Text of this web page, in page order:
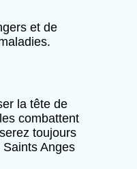
et de
la tête de
combattent
toujours
Anges